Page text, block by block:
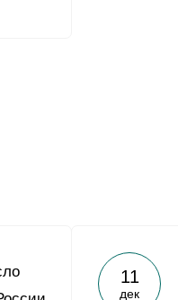
11
дек